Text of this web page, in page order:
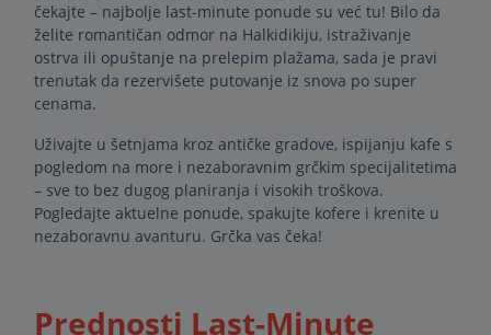
čekajte – najbolje last-minute ponude su već tu! Bilo da
želite romantičan odmor na Halkidikiju, istraživanje
ostrva ili opuštanje na prelepim plažama, sada je pravi
trenutak da rezervišete putovanje iz snova po super
cenama.
Uživajte u šetnjama kroz antičke gradove, ispijanju kafe s
pogledom na more i nezaboravnim grčkim specijalitetima
– sve to bez dugog planiranja i visokih troškova.
Pogledajte aktuelne ponude, spakujte kofere i krenite u
nezaboravnu avanturu. Grčka vas čeka!
Prednosti Last-Minute